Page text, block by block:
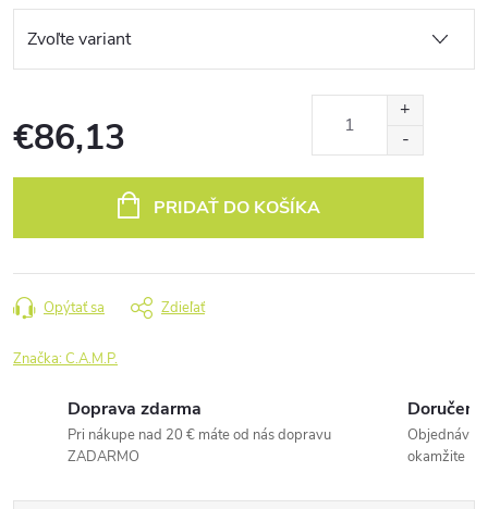
€86,13
PRIDAŤ DO KOŠÍKA
Opýtať sa Zdieľať
Značka:C.A.M.P.
Doprava zdarma
Pri nákupe nad 20 € máte od nás dopravu
ZADARMO
okamžite